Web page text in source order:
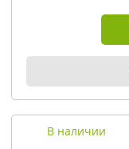
В наличии